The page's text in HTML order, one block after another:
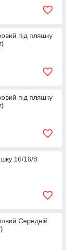
під пляшку
під пляшку
16/16/8
Середній